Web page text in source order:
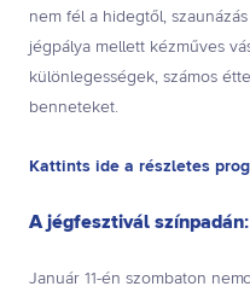
nem fél a hidegtől,
jégpálya mellett kézműves
különlegességek, számos
benneteket.
Kattints ide a részletes
A jégfesztivál
Január 11-én szombaton